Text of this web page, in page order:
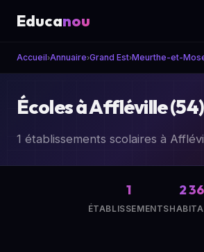
Educanou
Accueil›Annuaire›Grand Est›Meurthe-et-
Écoles à Affléville (54)
1 établissements scolaires à
1
ÉTABLISSEMENTS
2